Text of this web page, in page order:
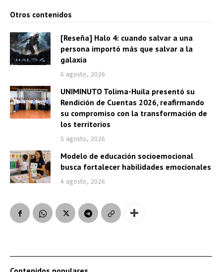
Otros contenidos
[Reseña] Halo 4: cuando salvar a una
persona importó más que salvar a la
galaxia
6 agosto, 2026
UNIMINUTO Tolima-Huila presentó su
Rendición de Cuentas 2026, reafirmando
su compromiso con la transformación de
los territorios
5 agosto, 2026
Modelo de educación socioemocional
busca fortalecer habilidades emocionales
4 agosto, 2026